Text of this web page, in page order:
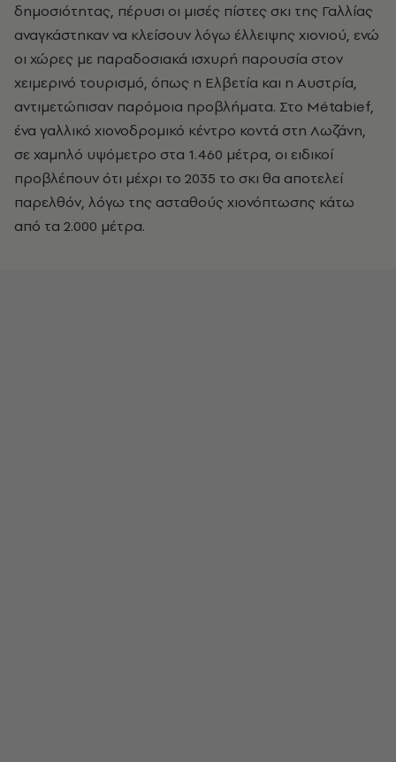
δημοσιότητας, πέρυσι οι μισές πίστες σκι της Γαλλίας
αναγκάστηκαν να κλείσουν λόγω έλλειψης χιονιού, ενώ
οι χώρες με παραδοσιακά ισχυρή παρουσία στον
χειμερινό τουρισμό, όπως η Ελβετία και η Αυστρία,
αντιμετώπισαν παρόμοια προβλήματα. Στο Métabief,
ένα γαλλικό χιονοδρομικό κέντρο κοντά στη Λωζάνη,
σε χαμηλό υψόμετρο στα 1.460 μέτρα, οι ειδικοί
προβλέπουν ότι μέχρι το 2035 το σκι θα αποτελεί
παρελθόν, λόγω της ασταθούς χιονόπτωσης κάτω
από τα 2.000 μέτρα.